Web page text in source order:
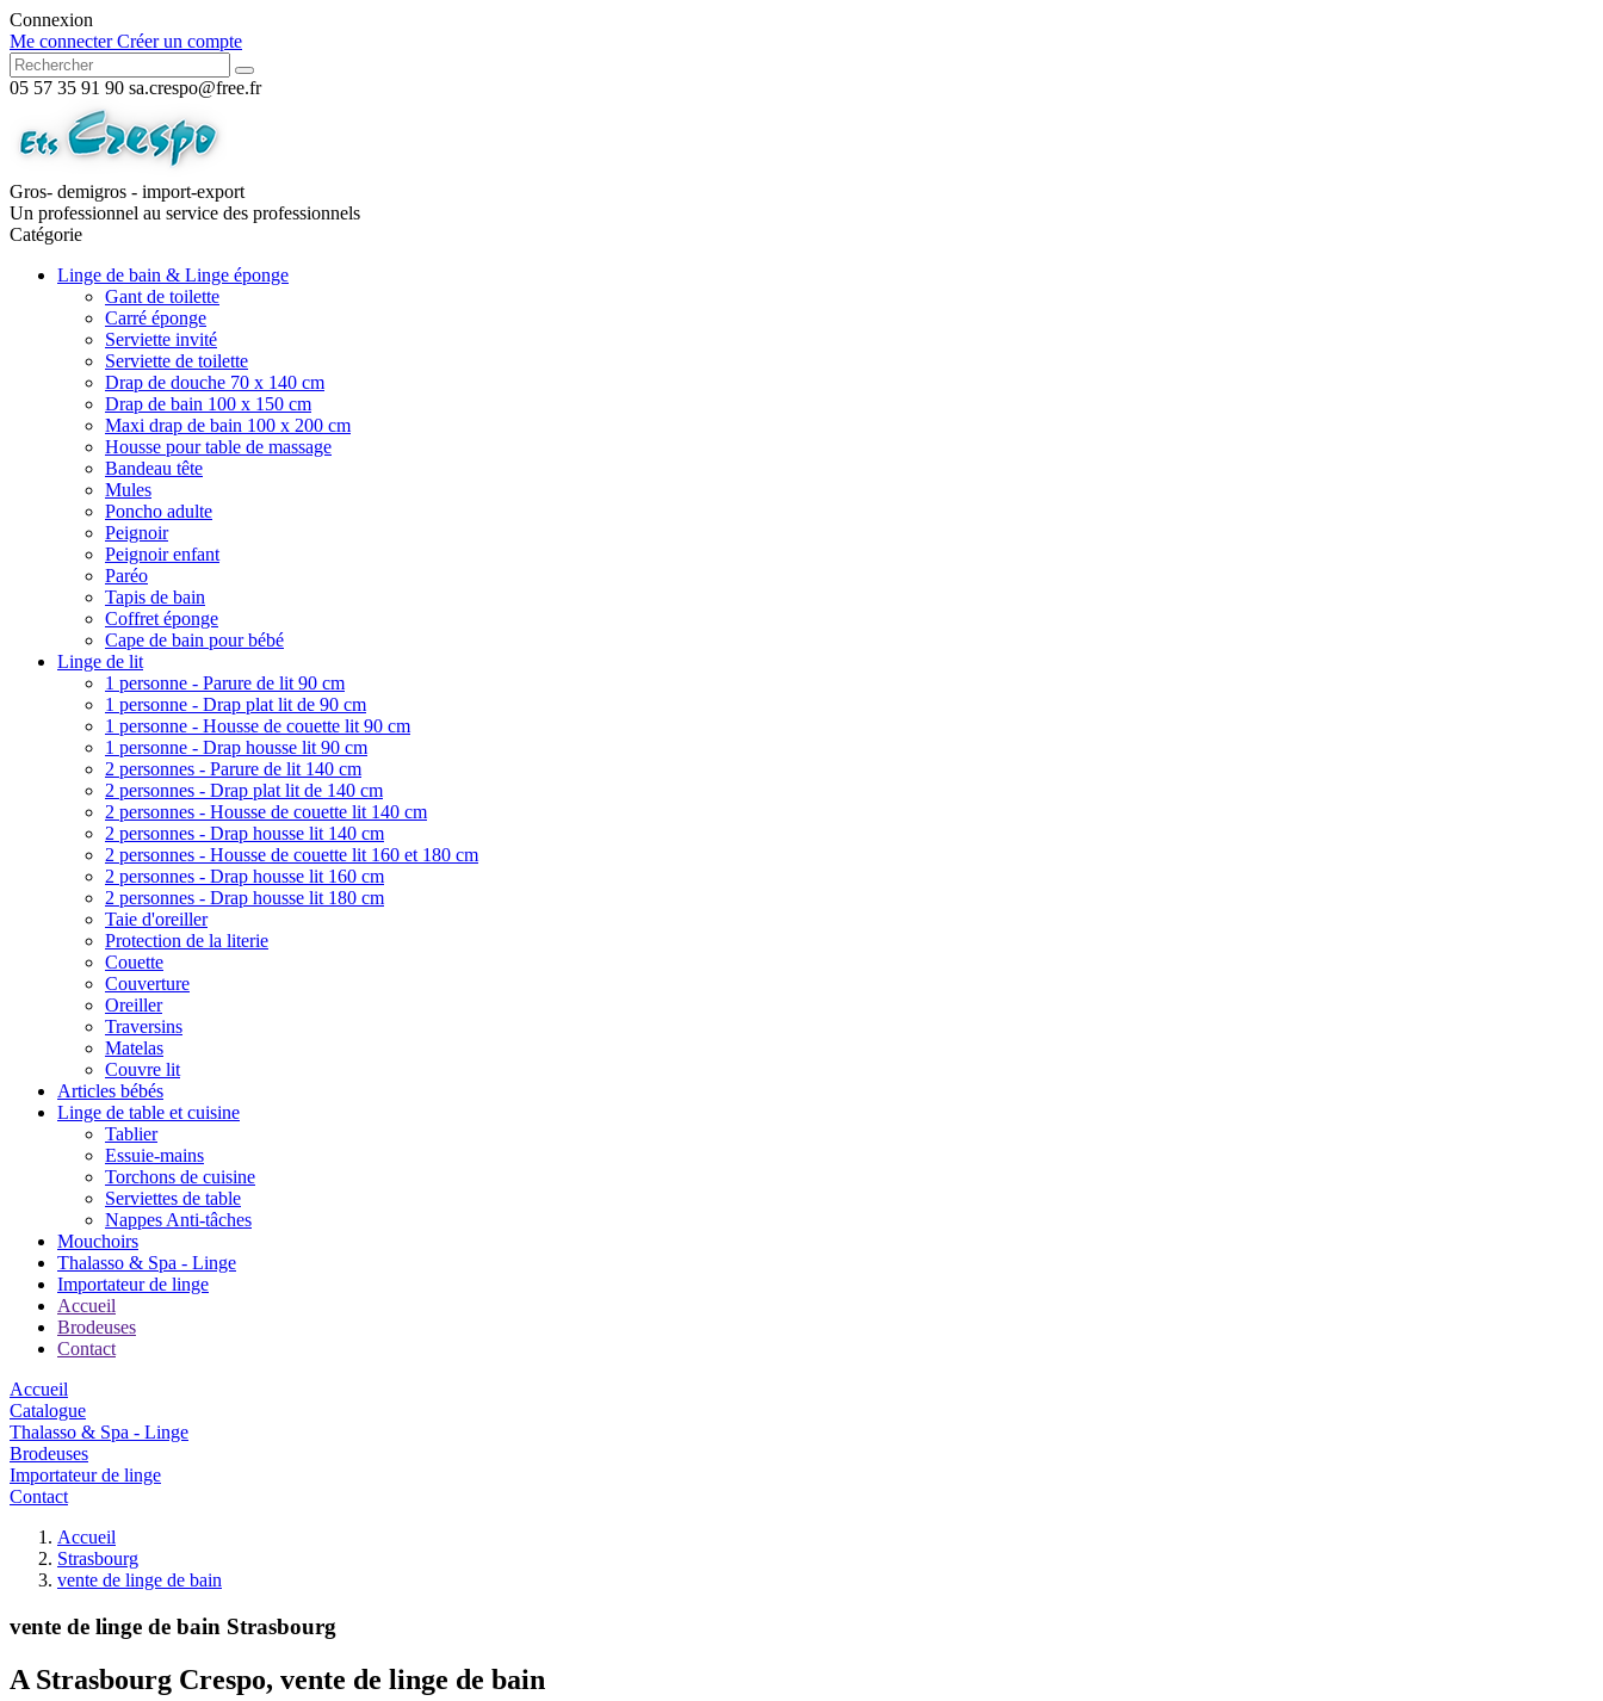
Connexion
Me connecter Créer un compte
05 57 35 91 90 sa.crespo@free.fr
Gros- demigros - import-export
Un professionnel au service des professionnels
Catégorie
Linge de bain & Linge éponge
Gant de toilette
Carré éponge
Serviette invité
Serviette de toilette
Drap de douche 70 x 140 cm
Drap de bain 100 x 150 cm
Maxi drap de bain 100 x 200 cm
Housse pour table de massage
Bandeau tête
Mules
Poncho adulte
Peignoir
Peignoir enfant
Paréo
Tapis de bain
Coffret éponge
Cape de bain pour bébé
Linge de lit
1 personne - Parure de lit 90 cm
1 personne - Drap plat lit de 90 cm
1 personne - Housse de couette lit 90 cm
1 personne - Drap housse lit 90 cm
2 personnes - Parure de lit 140 cm
2 personnes - Drap plat lit de 140 cm
2 personnes - Housse de couette lit 140 cm
2 personnes - Drap housse lit 140 cm
2 personnes - Housse de couette lit 160 et 180 cm
2 personnes - Drap housse lit 160 cm
2 personnes - Drap housse lit 180 cm
Taie d'oreiller
Protection de la literie
Couette
Couverture
Oreiller
Traversins
Matelas
Couvre lit
Articles bébés
Linge de table et cuisine
Tablier
Essuie-mains
Torchons de cuisine
Serviettes de table
Nappes Anti-tâches
Mouchoirs
Thalasso & Spa - Linge
Importateur de linge
Accueil
Brodeuses
Contact
Accueil
Catalogue
Thalasso & Spa - Linge
Brodeuses
Importateur de linge
Contact
Accueil
Strasbourg
vente de linge de bain
vente de linge de bain Strasbourg
A Strasbourg Crespo, vente de linge de bain